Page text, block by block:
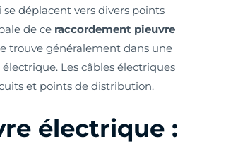
déplacent vers divers points
de ce raccordement pieuvre
trouve généralement dans une
Les câbles électriques
et points de distribution.
électrique :